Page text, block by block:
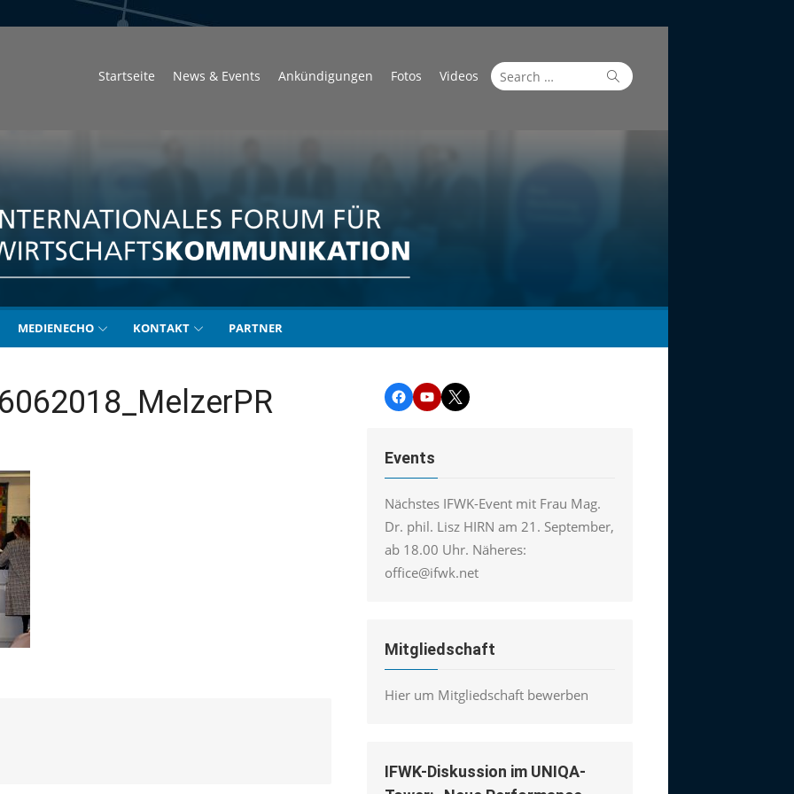
Search
for:
Search
Startseite News & Events Ankündigungen Fotos Videos
MEDIENECHO KONTAKT PARTNER
Facebook
YouTubeTwitter
Events
Nächstes IFWK-Event mit Frau Mag.
Dr. phil. Lisz HIRN am 21. September,
ab 18.00 Uhr. Näheres:
office@ifwk.net
Mitgliedschaft
Hier um Mitgliedschaft bewerben
IFWK-Diskussion im UNIQA-